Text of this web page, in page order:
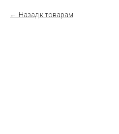
Назад к товарам